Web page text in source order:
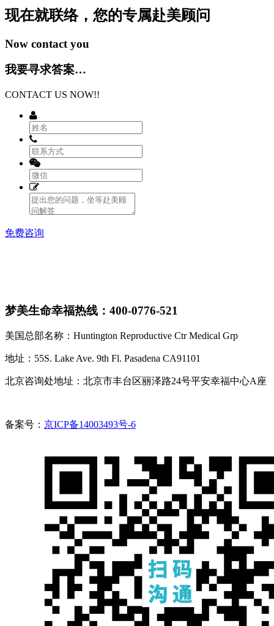
现在就联络，您的专属赴美顾问
Now contact you
我要寻求答案…
CONTACT US NOW!!
免费咨询
梦美生命幸福热线：400-0776-521
美国总部名称：Huntington Reproductive Ctr Medical Grp
地址：55S. Lake Ave. 9th Fl. Pasadena CA91101
北京咨询处地址：北京市丰台区丽泽路24号平安幸福中心A座
备案号： 京ICP备14003493号-6